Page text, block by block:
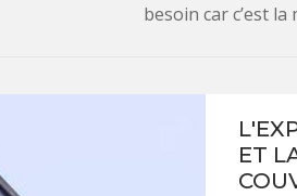
besoin car c’est
ET